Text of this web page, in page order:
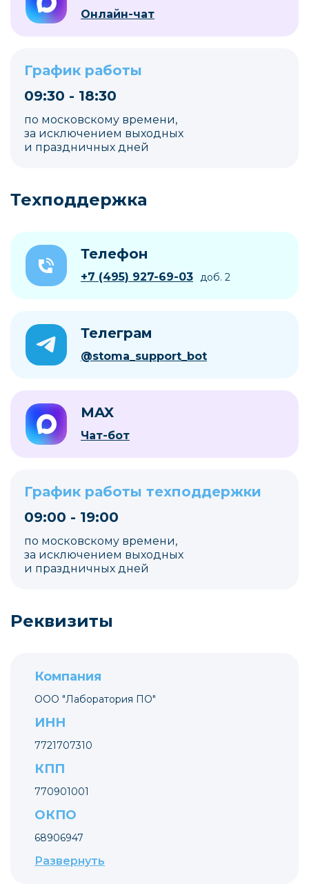
Онлайн-чат
График работы
09:30 - 18:30
по московскому времени,
за исключением выходных
и праздничных дней
Техподдержка
Телефон
+7 (495) 927-69-03 доб. 2
Телеграм
@stoma_support_bot
MAX
Чат-бот
График работы техподдержки
09:00 - 19:00
по московскому времени,
за исключением выходных
и праздничных дней
Реквизиты
Компания
ООО "Лаборатория ПО"
ИНН
7721707310
КПП
770901001
ОКПО
68906947
Развернуть